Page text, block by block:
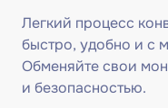
Легкий процесс
быстро, удобно и с
Обменяйте свои
и безопасностью.